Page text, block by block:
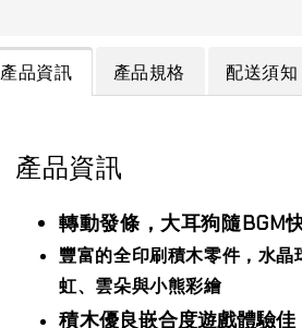
產品資訊 產品規格 配送須知
產品資訊
轉動發條，大耳狗隨BGM
豐富的全印刷積木零件，水
虹、雲朵與小熊彩繪
積木優良嵌合度遊戲體驗佳